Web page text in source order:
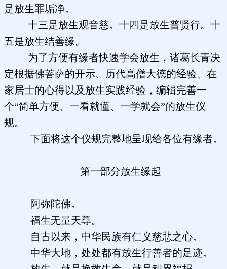
是放生罪垢净。
十三是放生观音慈。十四是放生普贤行。十
五是放生结善缘。
为了方便有缘者快速学会放生，诸葛长青决
定根据佛菩萨的开示、历代高僧大德的经验、在
家居士的心得以及放生实践经验，编辑完善一
个“简单方便、一看就懂、一学就会”的放生仪
规。
下面将这个仪规完整地呈现给各位有缘者。
第一部分放生缘起
阿弥陀佛。
福生无量天尊。
自古以来，中华民族有仁义慈悲之心。
中华大地，处处都有放生行善者的足迹。